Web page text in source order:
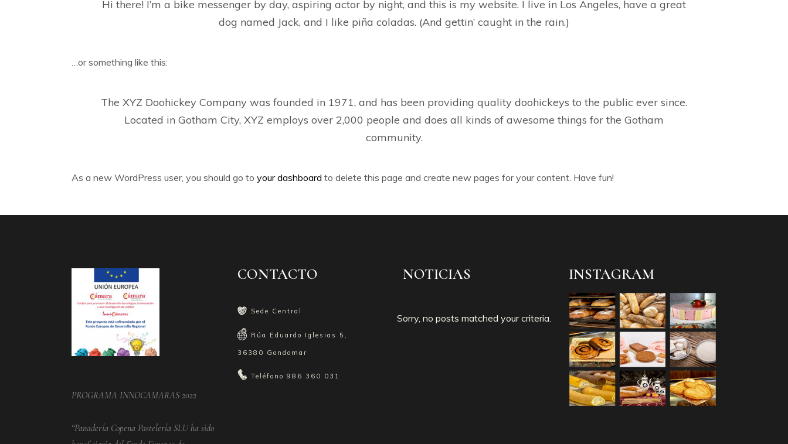
Hi there! I’m a bike messenger by day, aspiring actor by night, and this is my website. I live in Los Angeles, have a great
dog named Jack, and I like piña coladas. (And gettin’ caught in the rain.)
…or something like this:
The XYZ Doohickey Company was founded in 1971, and has been providing quality doohickeys to the public ever since.
Located in Gotham City, XYZ employs over 2,000 people and does all kinds of awesome things for the Gotham
community.
As a new WordPress user, you should go to your dashboard to delete this page and create new pages for your content. Have fun!
PROGRAMA INNOCAMARAS 2022
“Panadería Copena Pastelería SLU ha sido
CONTACTO
Sede Central
Rúa Eduardo Iglesias 5,
36380 Gondomar
Teléfono 986 360 031
NOTICIAS
Sorry, no posts matched your criteria.
INSTAGRAM